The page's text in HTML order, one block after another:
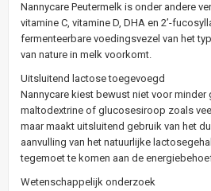
Nannycare Peutermelk is onder andere
vitamine C, vitamine D, DHA en 2’-
fermenteerbare voedingsvezel van het
van nature in melk voorkomt.
Uitsluitend lactose toegevoegd
Nannycare kiest bewust niet voor
maltodextrine of glucosesiroop zoals
maar maakt uitsluitend gebruik van het
aanvulling van het natuurlijke
tegemoet te komen aan de
Wetenschappelijk onderzoek